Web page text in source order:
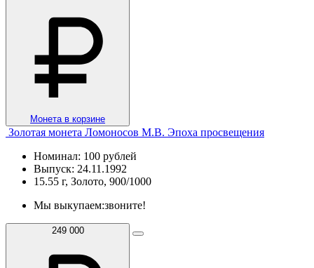
Монета в корзине
Золотая монета Ломоносов М.В. Эпоха просвещения
Номинал: 100 рублей
Выпуск: 24.11.1992
15.55 г, Золото, 900/1000
Мы выкупаем:звоните!
249 000